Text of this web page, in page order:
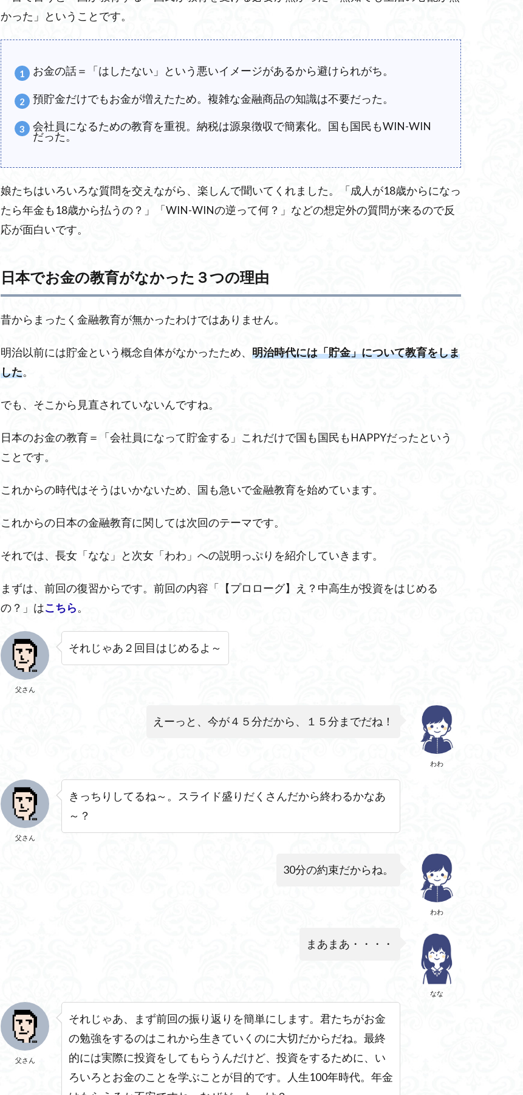
かった」ということです。
お金の話＝「はしたない」という悪いイメージがあるから避けられがち。
預貯金だけでもお金が増えたため。複雑な金融商品の知識は不要だった。
会社員になるための教育を重視。納税は源泉徴収で簡素化。国も国民もWIN-WIN
だった。
娘たちはいろいろな質問を交えながら、楽しんで聞いてくれました。
「成人が18歳からになっ
たら年金も18歳から払うの？」「 WIN-WINの逆って何？」などの想定外の質問が来るので反
応が面白いです。
日本でお金の教育がなかった３つの理由
昔からまったく金融教育が無かったわけではありません。
明治以前には貯金という概念自体がなかったため、 明治時代には「貯金」について教育をしま
した。
でも、そこから見直されていないんですね。
日本のお金の教育＝「会社員になって貯金する」これだけで国も国民もHAPPYだったという
ことです。
これからの時代はそうはいかないため、国も急いで金融教育を始めています。
これからの日本の金融教育に関しては次回のテーマです。
それでは、長女「なな」と次女「わわ」への説明っぷりを紹介していきます。
まずは、前回の復習からです。前回の内容「【プロローグ】え？中高生が投資をはじめる
の？」はこちら。
父さん
それじゃあ２回目はじめるよ～
わわ
えーっと、今が４５分だから、１５分までだね！
父さん
きっちりしてるね～。スライド盛りだくさんだから終わるかなあ
～？
わわ
30分の約束だからね。
なな
まあまあ・・・・
父さん
それじゃあ、まず前回の振り返りを簡単にします。君たちがお金
の勉強をするのはこれから生きていくのに大切だからだね。最終
的には実際に投資をしてもらうんだけど、投資をするために、い
ろいろとお金のことを学ぶことが目的です。
人生100年時代。年金